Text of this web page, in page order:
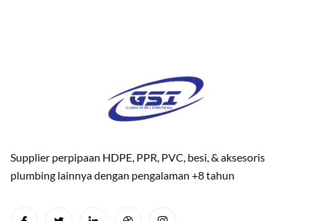
Supplier perpipaan HDPE, PPR, PVC, besi, & aksesoris
plumbing lainnya dengan pengalaman +8 tahun